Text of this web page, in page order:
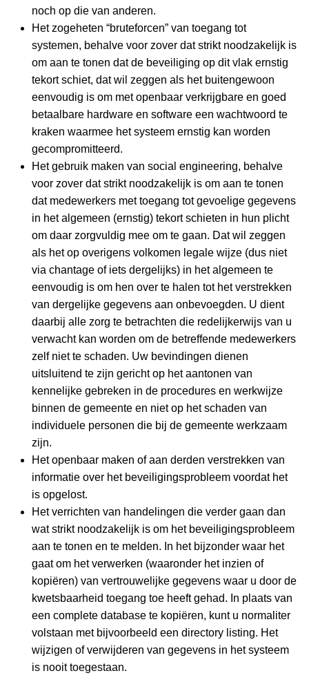
noch op die van anderen.
Het zogeheten “bruteforcen” van toegang tot
systemen, behalve voor zover dat strikt noodzakelijk is
om aan te tonen dat de beveiliging op dit vlak ernstig
tekort schiet, dat wil zeggen als het buitengewoon
eenvoudig is om met openbaar verkrijgbare en goed
betaalbare hardware en software een wachtwoord te
kraken waarmee het systeem ernstig kan worden
gecompromitteerd.
Het gebruik maken van social engineering, behalve
voor zover dat strikt noodzakelijk is om aan te tonen
dat medewerkers met toegang tot gevoelige gegevens
in het algemeen (ernstig) tekort schieten in hun plicht
om daar zorgvuldig mee om te gaan. Dat wil zeggen
als het op overigens volkomen legale wijze (dus niet
via chantage of iets dergelijks) in het algemeen te
eenvoudig is om hen over te halen tot het verstrekken
van dergelijke gegevens aan onbevoegden. U dient
daarbij alle zorg te betrachten die redelijkerwijs van u
verwacht kan worden om de betreffende medewerkers
zelf niet te schaden. Uw bevindingen dienen
uitsluitend te zijn gericht op het aantonen van
kennelijke gebreken in de procedures en werkwijze
binnen de gemeente en niet op het schaden van
individuele personen die bij de gemeente werkzaam
zijn.
Het openbaar maken of aan derden verstrekken van
informatie over het beveiligingsprobleem voordat het
is opgelost.
Het verrichten van handelingen die verder gaan dan
wat strikt noodzakelijk is om het beveiligingsprobleem
aan te tonen en te melden. In het bijzonder waar het
gaat om het verwerken (waaronder het inzien of
kopiëren) van vertrouwelijke gegevens waar u door de
kwetsbaarheid toegang toe heeft gehad. In plaats van
een complete database te kopiëren, kunt u normaliter
volstaan met bijvoorbeeld een directory listing. Het
wijzigen of verwijderen van gegevens in het systeem
is nooit toegestaan.